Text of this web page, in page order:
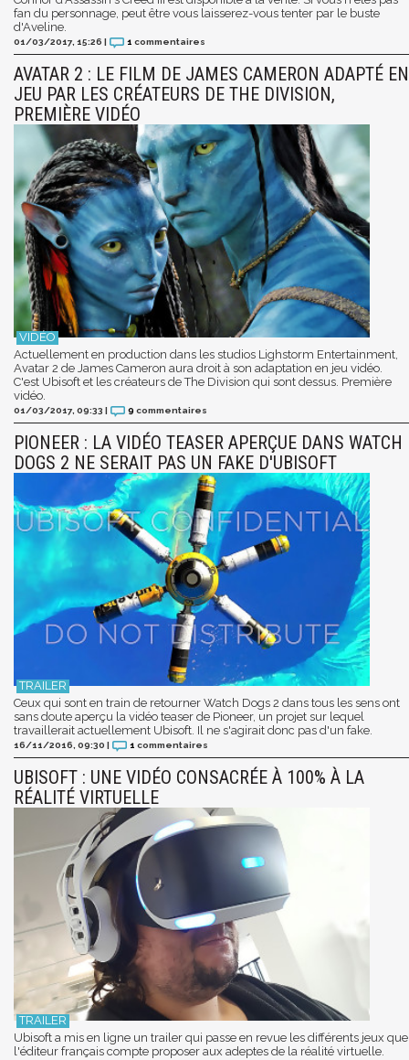
fan du personnage, peut être vous laisserez-vous tenter par le buste
d'Aveline.
01/03/2017, 15:26 | 1 commentaires
AVATAR 2 : LE FILM DE JAMES CAMERON ADAPTÉ EN
JEU PAR LES CRÉATEURS DE THE DIVISION,
PREMIÈRE VIDÉO
Actuellement en production dans les studios Lighstorm Entertainment,
Avatar 2 de James Cameron aura droit à son adaptation en jeu vidéo.
C'est Ubisoft et les créateurs de The Division qui sont dessus. Première
vidéo.
01/03/2017, 09:33 | 9 commentaires
PIONEER : LA VIDÉO TEASER APERÇUE DANS WATCH
DOGS 2 NE SERAIT PAS UN FAKE D'UBISOFT
Ceux qui sont en train de retourner Watch Dogs 2 dans tous les sens ont
sans doute aperçu la vidéo teaser de Pioneer, un projet sur lequel
travaillerait actuellement Ubisoft. Il ne s'agirait donc pas d'un fake.
16/11/2016, 09:30 1 commentaires
UBISOFT : UNE VIDÉO CONSACRÉE À 100% À LA
RÉALITÉ VIRTUELLE
Ubisoft a mis en ligne un trailer qui passe en revue les différents jeux que
l'éditeur français compte proposer aux adeptes de la réalité virtuelle.